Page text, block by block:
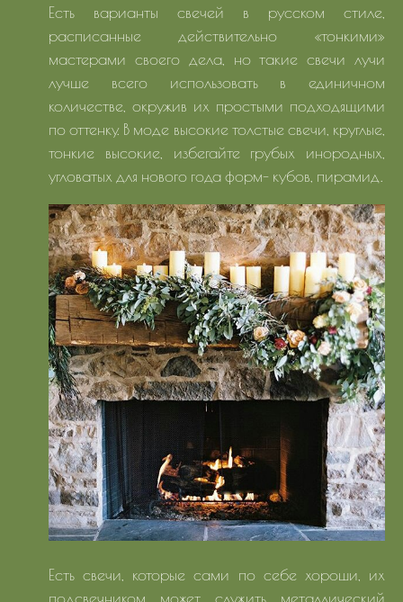
Есть варианты свечей в русском стиле,
расписанные действительно «тонкими»
мастерами своего дела, но такие свечи лучи
лучше всего использовать в единичном
количестве, окружив их простыми подходящими
по оттенку. В моде высокие толстые свечи, круглые,
тонкие высокие, избегайте грубых инородных,
угловатых для нового года форм- кубов, пирамид.
Есть свечи, которые сами по себе хороши, их